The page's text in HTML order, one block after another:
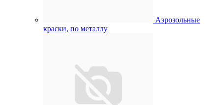
Аэрозольные
краски, по металлу